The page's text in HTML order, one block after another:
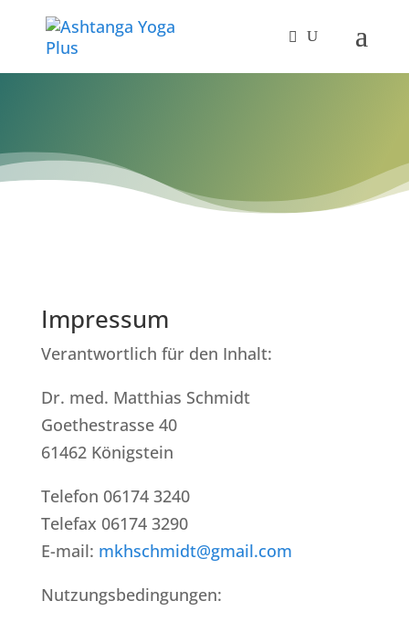
Impressum
Verantwortlich für den Inhalt:
Dr. med. Matthias Schmidt
Goethestrasse 40
61462 Königstein
Telefon 06174 3240
Telefax 06174 3290
E-mail: mkhschmidt@gmail.com
Nutzungsbedingungen: